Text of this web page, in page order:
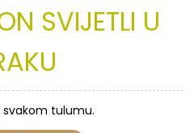
SVIJETLI U
svakom tulumu.